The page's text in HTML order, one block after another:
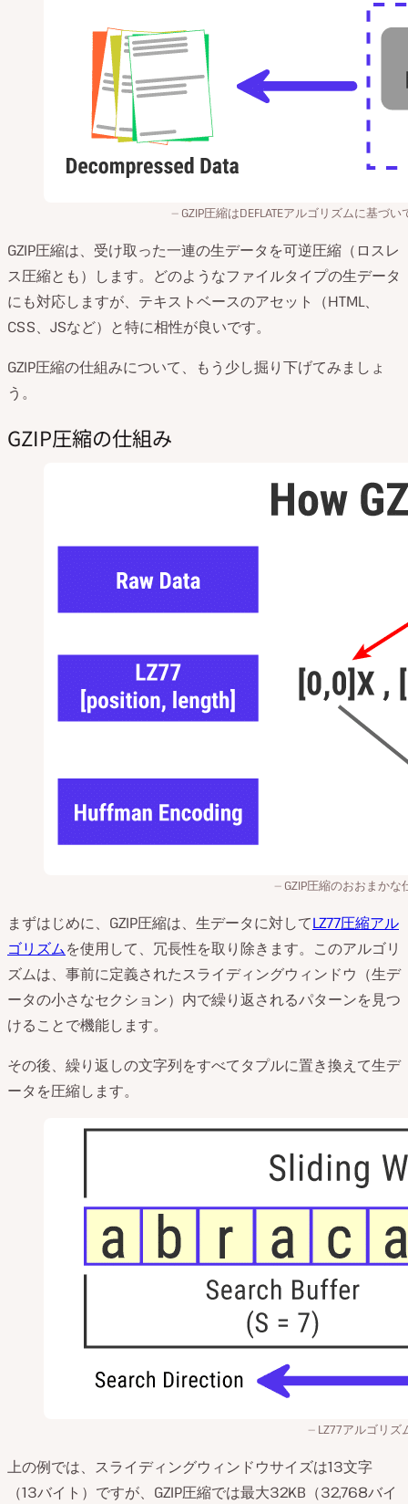
GZIP圧縮はDEFLATEアルゴリズムに基づい
GZIP圧縮は、受け取った一連の生データを可逆圧縮（ロスレ
ス圧縮とも）します。どのようなファイルタイプの生データ
にも対応しますが、テキストベースのアセット（HTML、
CSS、JSなど）と特に相性が良いです。
GZIP圧縮の仕組みについて、もう少し掘り下げてみましょ
う。
GZIP圧縮の仕組み
GZIP圧縮のおおまかな
まずはじめに、GZIP圧縮は、生データに対してLZ77圧縮アル
ゴリズムを使用して、冗長性を取り除きます。このアルゴリ
ズムは、事前に定義されたスライディングウィンドウ（生デ
ータの小さなセクション）内で繰り返されるパターンを見つ
けることで機能します。
その後、繰り返しの文字列をすべてタプルに置き換えて生デ
ータを圧縮します。
LZ77アルゴリズ
上の例では、スライディングウィンドウサイズは13文字
（13バイト）ですが、GZIP圧縮では最大32KB（32,768バイ